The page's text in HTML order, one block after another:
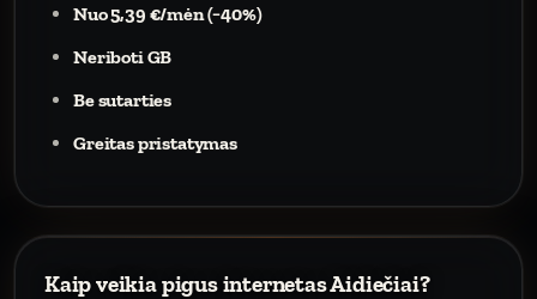
Nuo 5,39 €/mėn (−40%)
Neriboti GB
Be sutarties
Greitas pristatymas
Kaip veikia pigus internetas Aidiečiai?